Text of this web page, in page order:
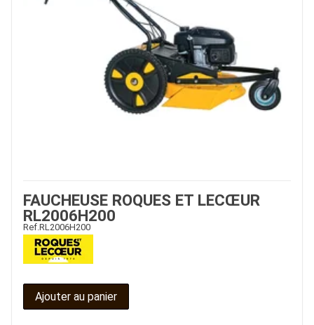
FAUCHEUSE ROQUES ET LECŒUR
RL2006H200
Ref. RL2006H200
Ajouter au panier